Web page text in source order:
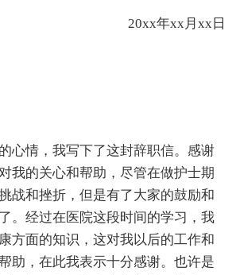
20xx年xx月xx日
心情，我写下了这封辞职信。感谢
我的关心和帮助，尽管在做护士期
战和挫折，但是有了大家的鼓励和
。经过在医院这段时间的学习，我
方面的知识，这对我以后的工作和
助，在此我表示十分感谢。也许是